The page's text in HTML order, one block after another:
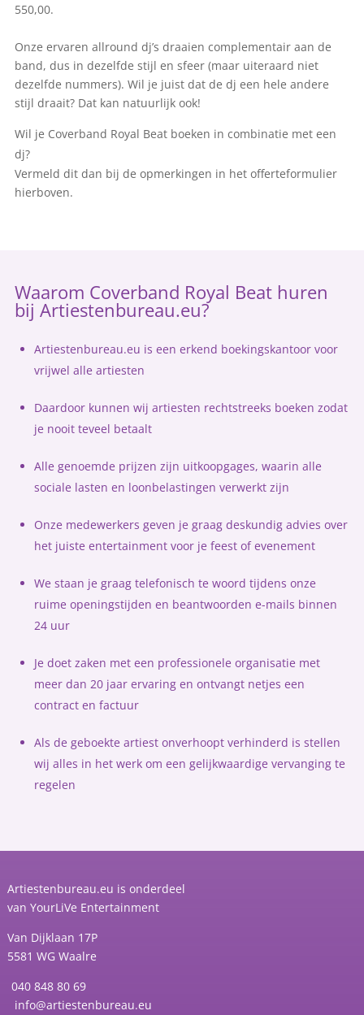
550,00.
Onze ervaren allround dj’s draaien complementair aan de
band, dus in dezelfde stijl en sfeer (maar uiteraard niet
dezelfde nummers). Wil je juist dat de dj een hele andere
stijl draait? Dat kan natuurlijk ook!
Wil je Coverband Royal Beat boeken in combinatie met een
dj?
Vermeld dit dan bij de opmerkingen in het offerteformulier
hierboven.
Waarom Coverband Royal Beat huren
bij Artiestenbureau.eu?
Artiestenbureau.eu is een erkend boekingskantoor voor
vrijwel alle artiesten
Daardoor kunnen wij artiesten rechtstreeks boeken zodat
je nooit teveel betaalt
Alle genoemde prijzen zijn uitkoopgages, waarin alle
sociale lasten en loonbelastingen verwerkt zijn
Onze medewerkers geven je graag deskundig advies over
het juiste entertainment voor je feest of evenement
We staan je graag telefonisch te woord tijdens onze
ruime openingstijden en beantwoorden e-mails binnen
24 uur
Je doet zaken met een professionele organisatie met
meer dan 20 jaar ervaring en ontvangt netjes een
contract en factuur
Als de geboekte artiest onverhoopt verhinderd is stellen
wij alles in het werk om een gelijkwaardige vervanging te
regelen
Artiestenbureau.eu is onderdeel
van YourLiVe Entertainment
Van Dijklaan 17P
5581 WG Waalre
040 848 80 69
info@artiestenbureau.eu